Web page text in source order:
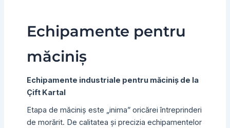
Echipamente pentru
măciniș
Echipamente industriale pentru măciniș de la
Çift Kartal
Etapa de măciniș este „inima” oricărei întreprinderi
de morărit. De calitatea și precizia echipamentelor